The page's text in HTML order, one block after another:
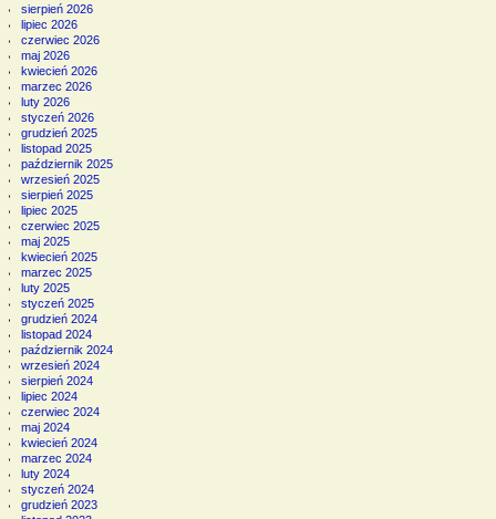
sierpień 2026
lipiec 2026
czerwiec 2026
maj 2026
kwiecień 2026
marzec 2026
luty 2026
styczeń 2026
grudzień 2025
listopad 2025
październik 2025
wrzesień 2025
sierpień 2025
lipiec 2025
czerwiec 2025
maj 2025
kwiecień 2025
marzec 2025
luty 2025
styczeń 2025
grudzień 2024
listopad 2024
październik 2024
wrzesień 2024
sierpień 2024
lipiec 2024
czerwiec 2024
maj 2024
kwiecień 2024
marzec 2024
luty 2024
styczeń 2024
grudzień 2023